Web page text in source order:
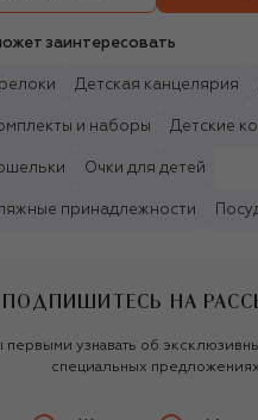
заинтересовать
Детская канцелярия
и наборы Детские
Очки для детей
принадлежности
ПОДПИШИТЕСЬ НА
первыми узнавать об
специальных предложениях